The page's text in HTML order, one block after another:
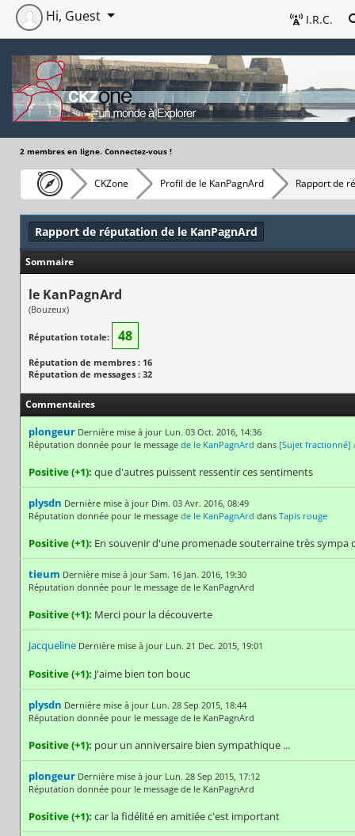
I.R.C.
Hi, Guest
2 membres en ligne. Connectez-vous !
CKZone Profil de le KanPagnArd Rapport de
Rapport de réputation de le KanPagnArd
Sommaire
le KanPagnArd
(Bouzeux)
Réputation totale: 48
Réputation de membres : 16
Réputation de messages : 32
Commentaires
plongeur Dernière mise à jour Lun. 03 Oct. 2016, 14:36
Réputation donnée pour le message de le KanPagnArd dans [Sujet fractionné]
Positive (+1): que d'autres puissent ressentir ces sentiments
plysdn Dernière mise à jour Dim. 03 Avr. 2016, 08:49
Réputation donnée pour le message de le KanPagnArd dans Tapis rouge
Positive (+1): En souvenir d'une promenade souterraine très sympa
tieum Dernière mise à jour Sam. 16 Jan. 2016, 19:30
Réputation donnée pour le message de le KanPagnArd
Positive (+1): Merci pour la découverte
Jacqueline Dernière mise à jour Lun. 21 Dec. 2015, 19:01
Positive (+1): J'aime bien ton bouc
plysdn Dernière mise à jour Lun. 28 Sep 2015, 18:44
Réputation donnée pour le message de le KanPagnArd
Positive (+1): pour un anniversaire bien sympathique ...
plongeur Dernière mise à jour Lun. 28 Sep 2015, 17:12
Réputation donnée pour le message de le KanPagnArd
Positive (+1): car la fidélité en amitiée c'est important